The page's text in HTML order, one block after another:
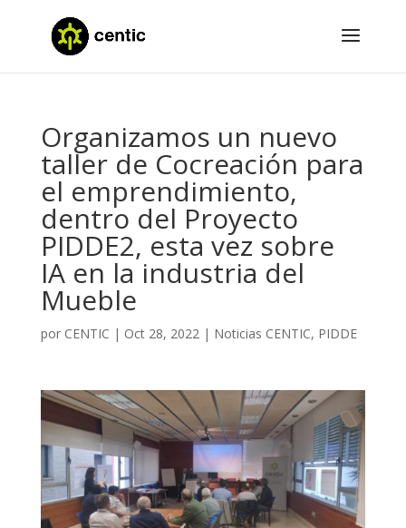
Organizamos un nuevo
taller de Cocreación para
el emprendimiento,
dentro del Proyecto
PIDDE2, esta vez sobre
IA en la industria del
Mueble
por CENTIC | Oct 28, 2022| Noticias CENTIC, PIDDE